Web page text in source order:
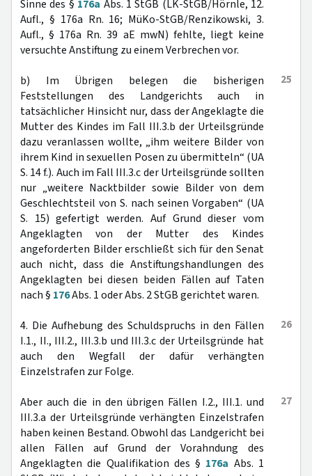
Sinne des § 176a Abs. 1 StGB (LK-StGB/Hörnle, 12.
Aufl., § 176a Rn. 16; MüKo-StGB/Renzikowski, 3.
Aufl., § 176a Rn. 39 aE mwN) fehlte, liegt keine
versuchte Anstiftung zu einem Verbrechen vor.
25
b) Im Übrigen belegen die bisherigen
Feststellungen des Landgerichts auch in
tatsächlicher Hinsicht nur, dass der Angeklagte die
Mutter des Kindes im Fall III.3.b der Urteilsgründe
dazu veranlassen wollte, „ihm weitere Bilder von
ihrem Kind in sexuellen Posen zu übermitteln“ (UA
S. 14 f.). Auch im Fall III.3.c der Urteilsgründe sollten
nur „weitere Nacktbilder sowie Bilder von dem
Geschlechtsteil von S. nach seinen Vorgaben“ (UA
S. 15) gefertigt werden. Auf Grund dieser vom
Angeklagten von der Mutter des Kindes
angeforderten Bilder erschließt sich für den Senat
auch nicht, dass die Anstiftungshandlungen des
Angeklagten bei diesen beiden Fällen auf Taten
nach § 176Abs. 1 oder Abs. 2 StGB gerichtet waren.
26
4. Die Aufhebung des Schuldspruchs in den Fällen
I.1., II., III.2., III.3.b und III.3.c der Urteilsgründe hat
auch den Wegfall der dafür verhängten
Einzelstrafen zur Folge.
27
Aber auch die in den übrigen Fällen I.2., III.1. und
III.3.a der Urteilsgründe verhängten Einzelstrafen
haben keinen Bestand. Obwohl das Landgericht bei
allen Fällen auf Grund der Vorahndung des
Angeklagten die Qualifikation des § 176a Abs. 1